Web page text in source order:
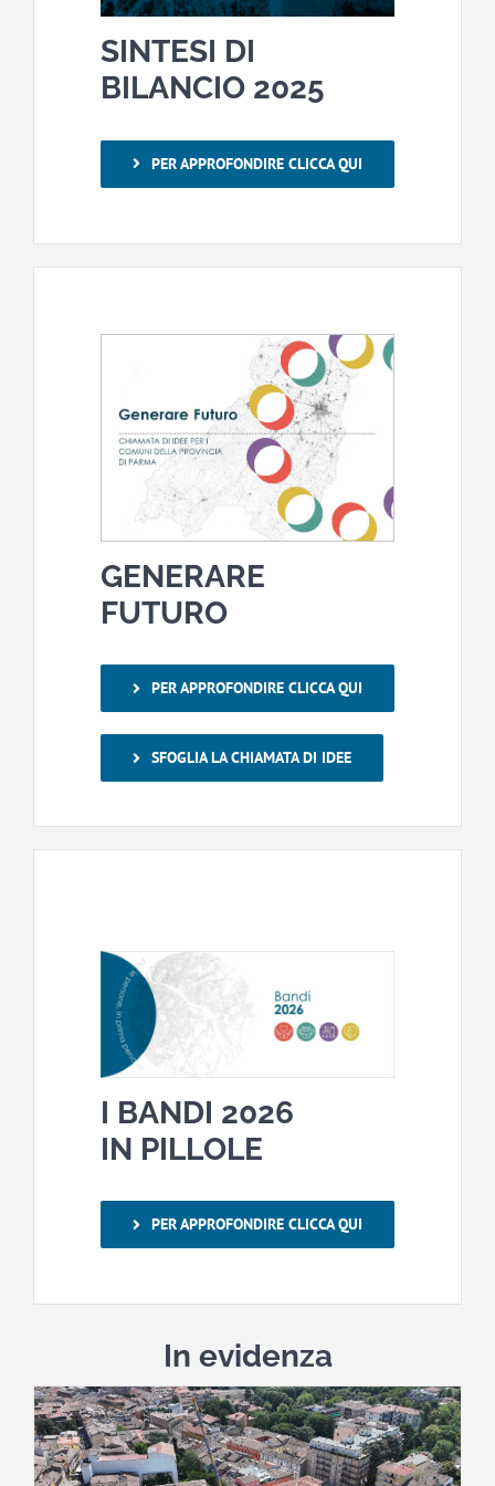
SINTESI DI
BILANCIO 2025
PER APPROFONDIRE CLICCA QUI
GENERARE
FUTURO
PER APPROFONDIRE CLICCA QUI
SFOGLIA LA CHIAMATA DI IDEE
I BANDI 2026
IN PILLOLE
PER APPROFONDIRE CLICCA QUI
In evidenza